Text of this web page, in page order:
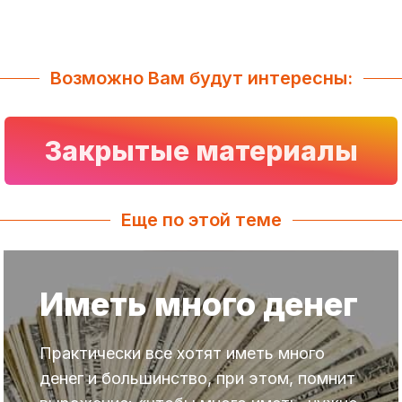
Возможно Вам будут интересны:
Закрытые материалы
Еще по этой теме
Иметь много денег
Практически все хотят иметь много
денег и большинство, при этом, помнит